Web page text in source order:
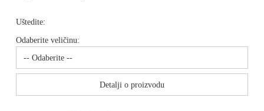
Uštedite:
Odaberite veličinu:
Detalji o proizvodu